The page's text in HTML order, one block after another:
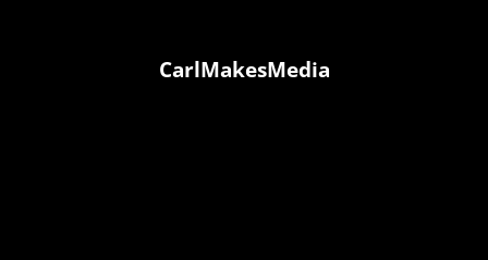
CarlMakesMedia